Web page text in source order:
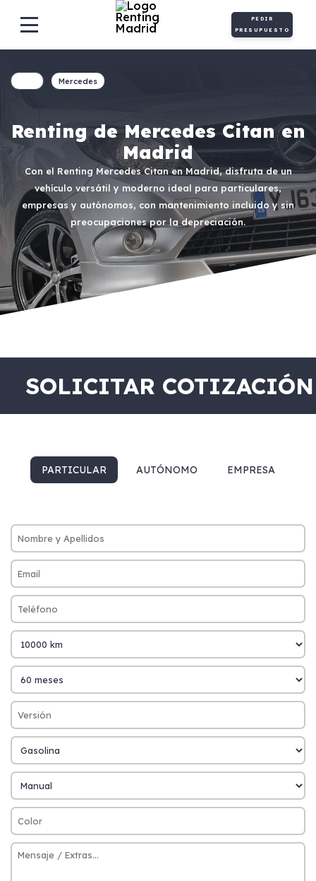
PEDIR
PRESUPUESTO
Renting de Mercedes Citan en
Madrid
Con el Renting Mercedes Citan en Madrid, disfruta de un
vehículo versátil y moderno ideal para particulares,
empresas y autónomos, con mantenimiento incluido y sin
preocupaciones por la depreciación.
Mercedes
SOLICITAR COTIZACIÓN
PARTICULAR AUTÓNOMO EMPRESA